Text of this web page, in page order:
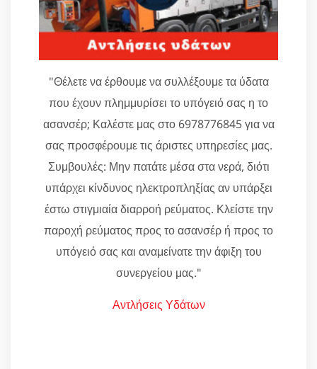
"Θέλετε να έρθουμε να συλλέξουμε τα ύδατα
που έχουν πλημμυρίσει το υπόγειό σας η το
ασανσέρ; Καλέστε μας στο 6978776845 για να
σας προσφέρουμε τις άριστες υπηρεσίες μας.
Συμβουλές: Μην πατάτε μέσα στα νερά, διότι
υπάρχει κίνδυνος ηλεκτροπληξίας αν υπάρξει
έστω στιγμιαία διαρροή ρεύματος. Κλείστε την
παροχή ρεύματος προς το ασανσέρ ή προς το
υπόγειό σας και αναμείνατε την άφιξη του
συνεργείου μας."
Αντλήσεις Υδάτων